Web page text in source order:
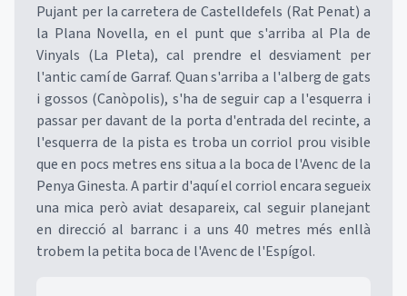
Pujant per la carretera de Castelldefels (Rat Penat) a
la Plana Novella, en el punt que s'arriba al Pla de
Vinyals (La Pleta), cal prendre el desviament per
l'antic camí de Garraf. Quan s'arriba a l'alberg de gats
i gossos (Canòpolis), s'ha de seguir cap a l'esquerra i
passar per davant de la porta d'entrada del recinte, a
l'esquerra de la pista es troba un corriol prou visible
que en pocs metres ens situa a la boca de l'Avenc de la
Penya Ginesta. A partir d'aquí el corriol encara segueix
una mica però aviat desapareix, cal seguir planejant
en direcció al barranc i a uns 40 metres més enllà
trobem la petita boca de l'Avenc de l'Espígol.